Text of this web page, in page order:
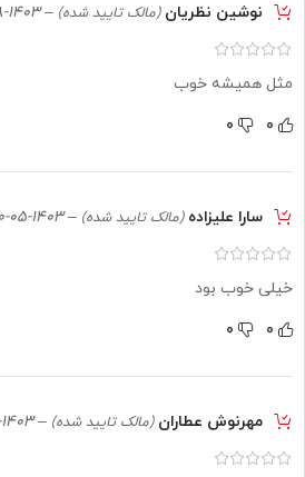
نوشین نظریان(مالک تایید شده) –
1403-08-10
مثل همیشه خوب
0
0
سارا علیزاده(مالک تایید شده) –
1403-05-20
خیلی خوب بود
0
0
مهرنوش عطاران(مالک تایید شده) –
1403-03-08